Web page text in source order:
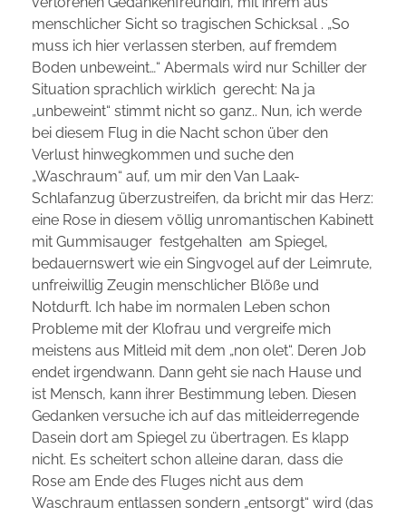
menschlicher Sicht so tragischen Schicksal . „So
muss ich hier verlassen sterben, auf fremdem
Boden unbeweint…“ Abermals wird nur Schiller der
Situation sprachlich wirklich gerecht: Na ja
„unbeweint“ stimmt nicht so ganz.. Nun, ich werde
bei diesem Flug in die Nacht schon über den
Verlust hinwegkommen und suche den
„Waschraum“ auf, um mir den Van Laak-
Schlafanzug überzustreifen, da bricht mir das Herz:
eine Rose in diesem völlig unromantischen Kabinett
mit Gummisauger festgehalten am Spiegel,
bedauernswert wie ein Singvogel auf der Leimrute,
unfreiwillig Zeugin menschlicher Blöße und
Notdurft. Ich habe im normalen Leben schon
Probleme mit der Klofrau und vergreife mich
meistens aus Mitleid mit dem „non olet“. Deren Job
endet irgendwann. Dann geht sie nach Hause und
ist Mensch, kann ihrer Bestimmung leben. Diesen
Gedanken versuche ich auf das mitleiderregende
Dasein dort am Spiegel zu übertragen. Es klapp
nicht. Es scheitert schon alleine daran, dass die
Rose am Ende des Fluges nicht aus dem
Waschraum entlassen sondern „entsorgt“ wird (das